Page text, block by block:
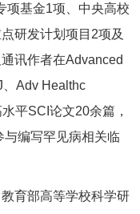
项基金1项、中央高校
研发计划项目2项及
讯作者在Advanced
Adv Healthc
平SCI论文20余篇，
编写罕见病相关临
育部高等学校科学研